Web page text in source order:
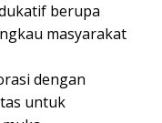
berupa
masyarakat
dengan
untuk